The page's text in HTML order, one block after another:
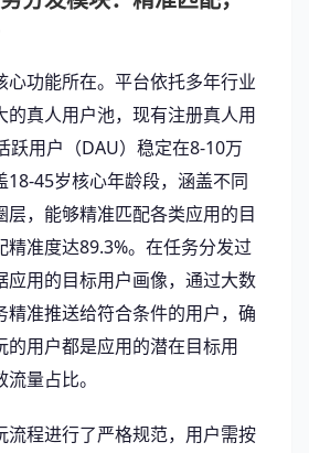
心功能所在。平台依托多年行业
的真人用户池，现有注册真人用
跃用户（DAU）稳定在8-10万
18-45岁核心年龄段，涵盖不同
层，能够精准匹配各类应用的目
精准度达89.3%。在任务分发过
应用的目标用户画像，通过大数
精准推送给符合条件的用户，确
的用户都是应用的潜在目标用
量占比。
流程进行了严格规范，用户需按